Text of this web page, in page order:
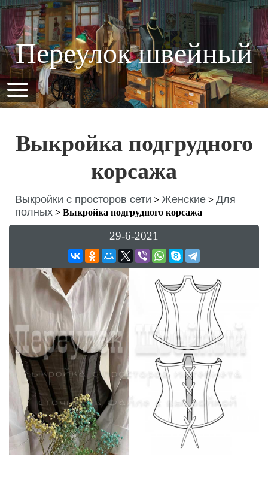
Переулок швейный
Выкройка подгрудного
корсажа
Выкройки с просторов сети > Женские > Для
полных > Выкройка подгрудного корсажа
29-6-2021